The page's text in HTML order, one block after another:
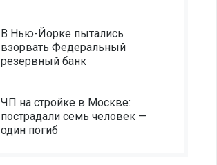
В Нью-Йорке пытались
взорвать Федеральный
резервный банк
ЧП на стройке в Москве:
пострадали семь человек —
один погиб